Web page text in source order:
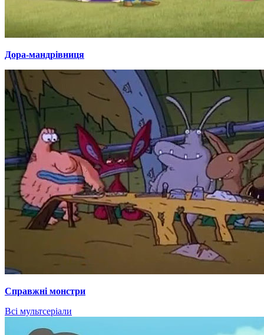
Дора-мандрівниця
Справжні монстри
Всі мультсеріали